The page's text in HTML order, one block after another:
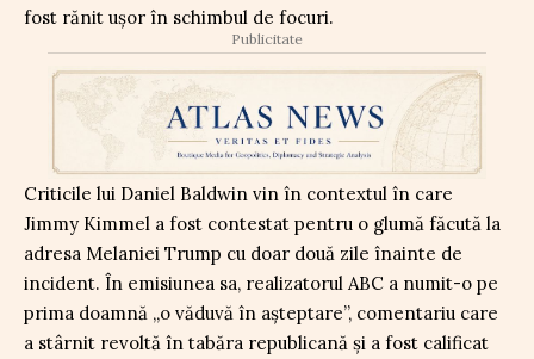
fost rănit ușor în schimbul de focuri.
Publicitate
Criticile lui Daniel Baldwin vin în contextul în care
Jimmy Kimmel a fost contestat pentru o glumă făcută la
adresa Melaniei Trump cu doar două zile înainte de
incident. În emisiunea sa, realizatorul ABC a numit-o pe
prima doamnă „o văduvă în așteptare”, comentariu care
a stârnit revoltă în tabăra republicană și a fost calificat